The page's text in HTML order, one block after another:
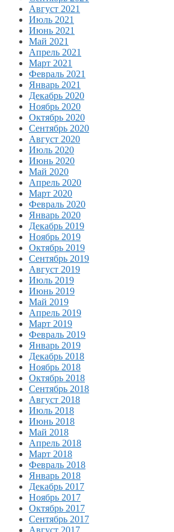
Август 2021
Июль 2021
Июнь 2021
Май 2021
Апрель 2021
Март 2021
Февраль 2021
Январь 2021
Декабрь 2020
Ноябрь 2020
Октябрь 2020
Сентябрь 2020
Август 2020
Июль 2020
Июнь 2020
Май 2020
Апрель 2020
Март 2020
Февраль 2020
Январь 2020
Декабрь 2019
Ноябрь 2019
Октябрь 2019
Сентябрь 2019
Август 2019
Июль 2019
Июнь 2019
Май 2019
Апрель 2019
Март 2019
Февраль 2019
Январь 2019
Декабрь 2018
Ноябрь 2018
Октябрь 2018
Сентябрь 2018
Август 2018
Июль 2018
Июнь 2018
Май 2018
Апрель 2018
Март 2018
Февраль 2018
Январь 2018
Декабрь 2017
Ноябрь 2017
Октябрь 2017
Сентябрь 2017
Август 2017